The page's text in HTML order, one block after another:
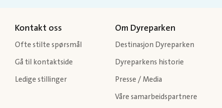
Kontakt oss
Ofte stilte spørsmål
Gå til kontaktside
Ledige stillinger
Om Dyreparken
Destinasjon Dyreparken
Dyreparkens historie
Presse / Media
Våre samarbeidspartnere